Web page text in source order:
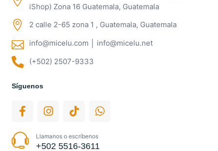
iShop) Zona 16 Guatemala, Guatemala
2 calle 2-65 zona 1 , Guatemala, Guatemala
info@micelu.com │ info@micelu.net
(+502) 2507-9333
Síguenos
Llamanos o escríbenos
+502 5516-3611